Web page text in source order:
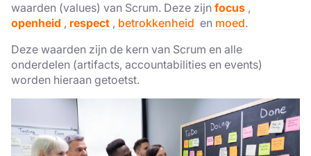
waarden (values) van Scrum. Deze zijn focus ,
openheid , respect , betrokkenheid en moed.
Deze waarden zijn de kern van Scrum en alle
onderdelen (artifacts, accountabilities en events)
worden hieraan getoetst.